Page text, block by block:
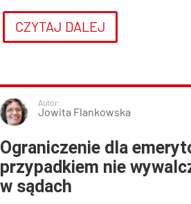
CZYTAJ DALEJ
Autor:
Jowita Flankowska
Ograniczenie dla
przypadkiem nie
w sądach